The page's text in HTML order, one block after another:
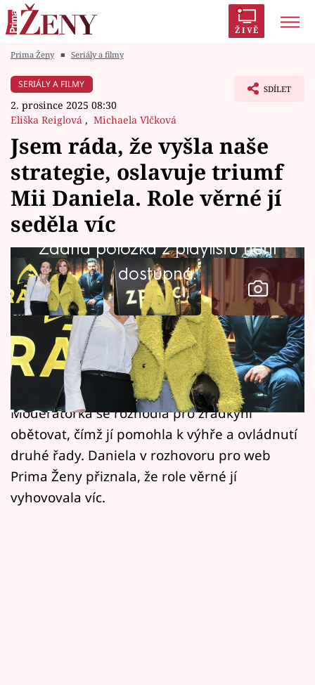
ŽIVĚ
Módní alarm
Témata
Celebrity
Vztahy
Seriály
Horoskopy
Sledujte prima+
Filmový festival Karlovy Vary
Pořady
Mámy sobě
Přihlášení
Prima Ženy ■ Seriály a filmy
SERIÁLY A FILMY
2. prosince 2025 08:30
Eliška Reiglová , Michaela Vlčková
SDÍLET
Jsem ráda, že vyšla naše
strategie, oslavuje triumf
Mii Daniela. Role věrné jí
seděla víc
Žádná položka z playlistu není
dostupná.
Daniela Brzobohatá byla jednou z
nejvýraznějších tváří druhé řady Zrádců.
Nejbližší pouto si během hry vytvořila s Miou.
Moderátorka se rozhodla pro zrádkyni
obětovat, čímž jí pomohla k výhře a ovládnutí
druhé řady. Daniela v rozhovoru pro web
Prima Ženy přiznala, že role věrné jí
vyhovovala víc.